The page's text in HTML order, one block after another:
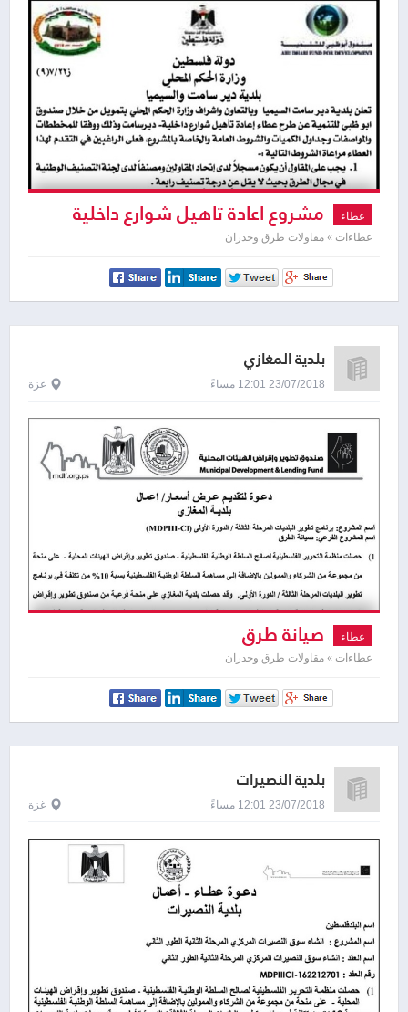
عطاء مشروع اعادة تاهيل شوارع داخلية
عطاءات » مقاولات طرق وجدران
بلدية المغازي
23/07/2018 12:01 مساءً غزة
عطاء صيانة طرق
عطاءات » مقاولات طرق وجدران
بلدية النصيرات
23/07/2018 12:01 مساءً غزة